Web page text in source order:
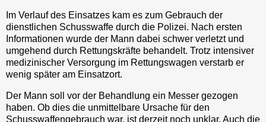
Im Verlauf des Einsatzes kam es zum Gebrauch der
dienstlichen Schusswaffe durch die Polizei. Nach ersten
Informationen wurde der Mann dabei schwer verletzt und
umgehend durch Rettungskräfte behandelt. Trotz intensiver
medizinischer Versorgung im Rettungswagen verstarb er
wenig später am Einsatzort.
Der Mann soll vor der Behandlung ein Messer gezogen
haben. Ob dies die unmittelbare Ursache für den
Schusswaffengebrauch war, ist derzeit noch unklar. Auch die